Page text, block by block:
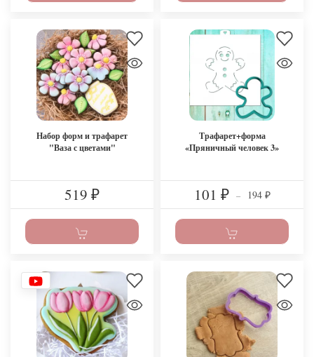
Набор форм и трафарет
"Ваза с цветами"
519 ₽
Трафарет+форма
«Пряничный человек 3»
101 ₽ – 194 ₽